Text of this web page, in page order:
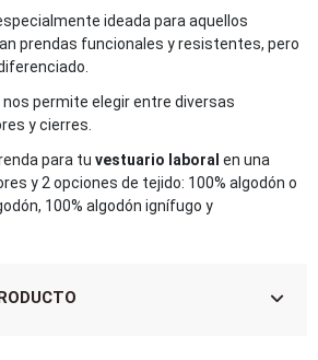
ideada para aquellos
prendas funcionales y resistentes, pero
permite elegir entre diversas
y cierres.
para tu vestuario laboral en una
y 2 opciones de tejido: 100% algodón o
100% algodón ignífugo y